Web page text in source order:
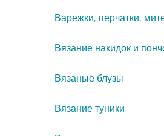
Варежки, перчатки,
Вязание накидок и
Вязаные блузы
Вязание туники